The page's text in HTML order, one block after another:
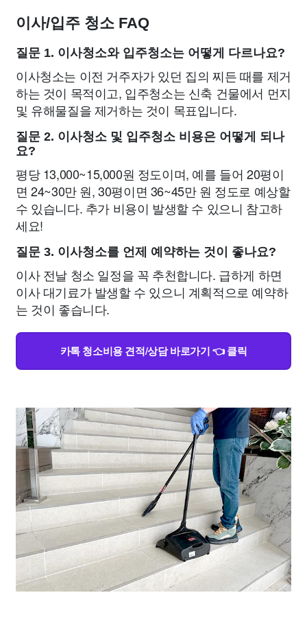
이사/입주 청소 FAQ
질문 1. 이사청소와 입주청소는 어떻게 다르나요?
이사청소는 이전 거주자가 있던 집의 찌든 때를 제거
하는 것이 목적이고, 입주청소는 신축 건물에서 먼지
및 유해물질을 제거하는 것이 목표입니다.
질문 2. 이사청소 및 입주청소 비용은 어떻게 되나
요?
평당 13,000~15,000원 정도이며, 예를 들어 20평이
면 24~30만 원, 30평이면 36~45만 원 정도로 예상할
수 있습니다. 추가 비용이 발생할 수 있으니 참고하
세요!
질문 3. 이사청소를 언제 예약하는 것이 좋나요?
이사 전날 청소 일정을 꼭 추천합니다. 급하게 하면
이사 대기료가 발생할 수 있으니 계획적으로 예약하
는 것이 좋습니다.
카톡 청소비용 견적/상담 바로가기 👈 클릭